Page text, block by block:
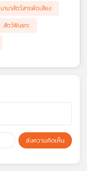
นานาสัตว์สารพัดเสียง
สัตว์ฟันแทะ
ส่งความคิดเห็น